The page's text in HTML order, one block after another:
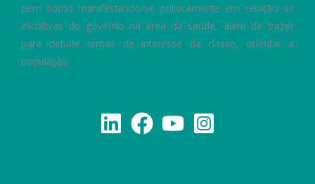
bem como manifestando-se publicamente em relação às
iniciativas do governo na área da saúde, além de trazer
para debate temas de interesse da classe, orientar a
população.